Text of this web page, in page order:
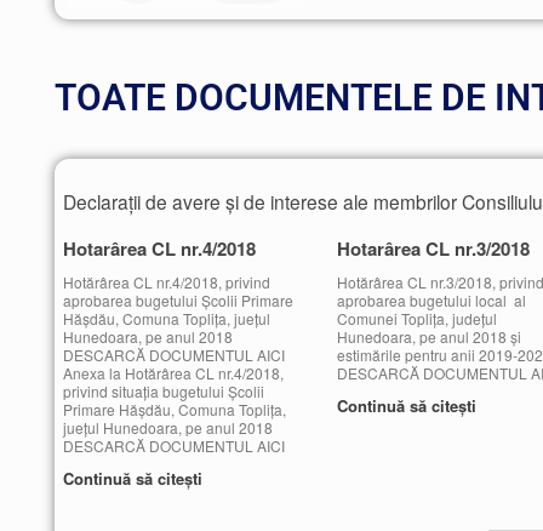
TOATE DOCUMENTELE DE
Declarații de avere și de interese ale membrilor
Hotarârea CL nr.4/2018
Hotărârea CL nr.4/2018, privind
aprobarea bugetului Școlii Primare
Hășdău, Comuna Toplița, juețul
Hunedoara, pe anul 2018
DESCARCĂ DOCUMENTUL AICI
Anexa la Hotărârea CL nr.4/2018,
privind situația bugetului Școlii
Primare Hășdău, Comuna Toplița,
juețul Hunedoara, pe anul 2018
DESCARCĂ DOCUMENTUL AICI
Continuă să citești
Hotarârea CL nr.3/2018
Hotărârea CL nr.3/2018, privind
aprobarea bugetului local al
Comunei Toplița, județul
Hunedoara, pe anul 2018 și
estimările pentru anii 2019-
DESCARCĂ DOCUMENTUL
Continuă să citești